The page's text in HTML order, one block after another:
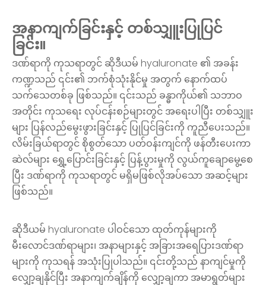
အနာကျက်ခြင်းနှင့် တစ်သျှူးပြုပြင်
ခြင်း။
ဒဏ်ရာကို ကုသရာတွင် ဆိုဒီယမ် hyaluronate ၏ အခန်း
ကဏ္ဍသည် ၎င်း၏ ဘက်စုံသုံးနိုင်မှု အတွက် နောက်ထပ်
သက်သေတစ်ခု ဖြစ်သည်။ ၎င်းသည် ခန္ဓာကိုယ်၏ သဘာဝ
အတိုင်း ကုသရေး လုပ်ငန်းစဉ်များတွင် အရေးပါပြီး တစ်သျှူး
များ ပြန်လည်မွေးဖွားခြင်းနှင့် ပြုပြင်ခြင်းကို ကူညီပေးသည်။
လိမ်းခြယ်ရာတွင် စိုစွတ်သော ပတ်ဝန်းကျင်ကို ဖန်တီးပေးကာ
ဆဲလ်များ ရွှေ့ပြောင်းခြင်းနှင့် ပြန့်ပွားမှုကို လွယ်ကူချောမွေ့စေ
ပြီး ဒဏ်ရာကို ကုသရာတွင် မရှိမဖြစ်လိုအပ်သော အဆင့်များ
ဖြစ်သည်။
ဆိုဒီယမ် hyaluronate ပါဝင်သော ထုတ်ကုန်များကို
မီးလောင်ဒဏ်ရာများ၊ အနာများနှင့် အခြားအရေပြားဒဏ်ရာ
များကို ကုသရန် အသုံးပြုပါသည်။ ၎င်းတို့သည် နာကျင်မှုကို
လျှော့ချနိုင်ပြီး အနာကျက်ချိန်ကို လျှော့ချကာ အမာရွတ်များ